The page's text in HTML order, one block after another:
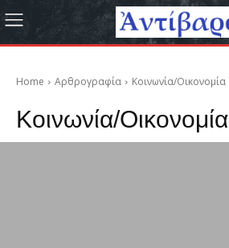
Home Αρθρογραφία Κοινωνία/Οικονομία
Κοινωνία/Οικονομία